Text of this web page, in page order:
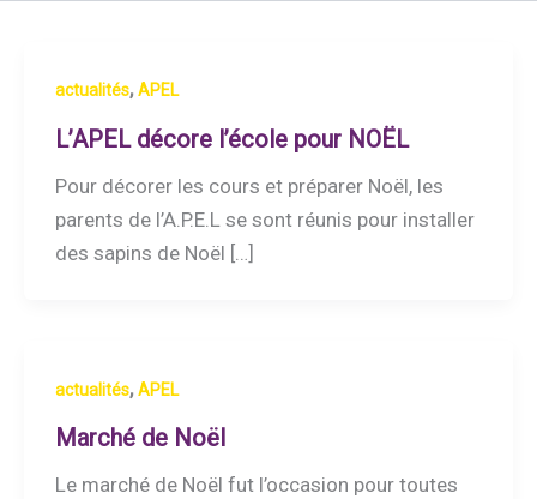
actualités,APEL
L’APEL décore l’école pour NOËL
Pour décorer les cours et préparer Noël, les
parents de l’A.P.E.L se sont réunis pour installer
des sapins de Noël […]
actualités,APEL
Marché de Noël
Le marché de Noël fut l’occasion pour toutes